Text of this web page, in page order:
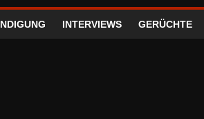
INTERVIEWS GERÜCHTE